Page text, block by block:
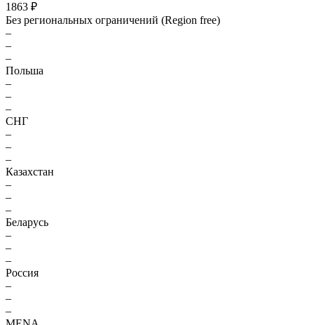
1863 ₽
Без региональных ограничений (Region free)
–
–
–
Польша
–
–
–
СНГ
–
–
–
Казахстан
–
–
–
Беларусь
–
–
–
Россия
–
–
–